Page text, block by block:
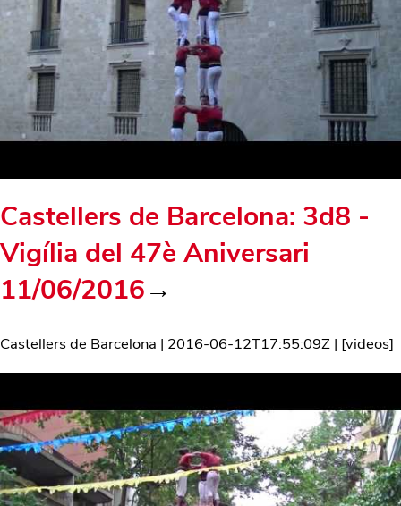
Castellers de Barcelona: 3d8 -
Vigília del 47è Aniversari
11/06/2016→
Castellers de Barcelona | 2016-06-12T17:55:09Z | [videos]